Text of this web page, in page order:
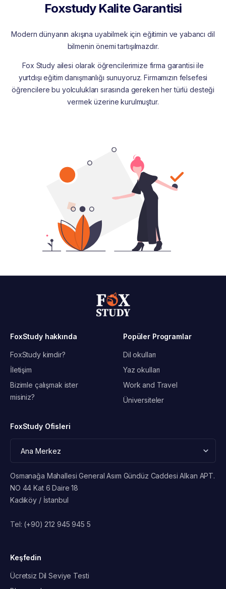
Foxstudy Kalite Garantisi
Modern dünyanın akışına uyabilmek için eğitimin ve yabancı dil
bilmenin önemi tartışılmazdır.
Fox Study ailesi olarak öğrencilerimize firma garantisi ile
yurtdışı eğitim danışmanlığı sunuyoruz. Firmamızın felsefesi
öğrencilere bu yolculukları sırasında gereken her türlü desteği
vermek üzerine kurulmuştur.
FoxStudy hakkında
FoxStudy kimdir?
İletişim
Bizimle çalışmak ister
misiniz?
Popüler Programlar
Dil okulları
Yaz okulları
Work and Travel
Üniversiteler
FoxStudy Ofisleri
Osmanağa Mahallesi General Asım Gündüz Caddesi Alkan APT.
NO 44 Kat 6 Daire 18
Kadıköy / İstanbul
Tel: (+90) 212 945 945 5
Keşfedin
Ücretsiz Dil Seviye Testi